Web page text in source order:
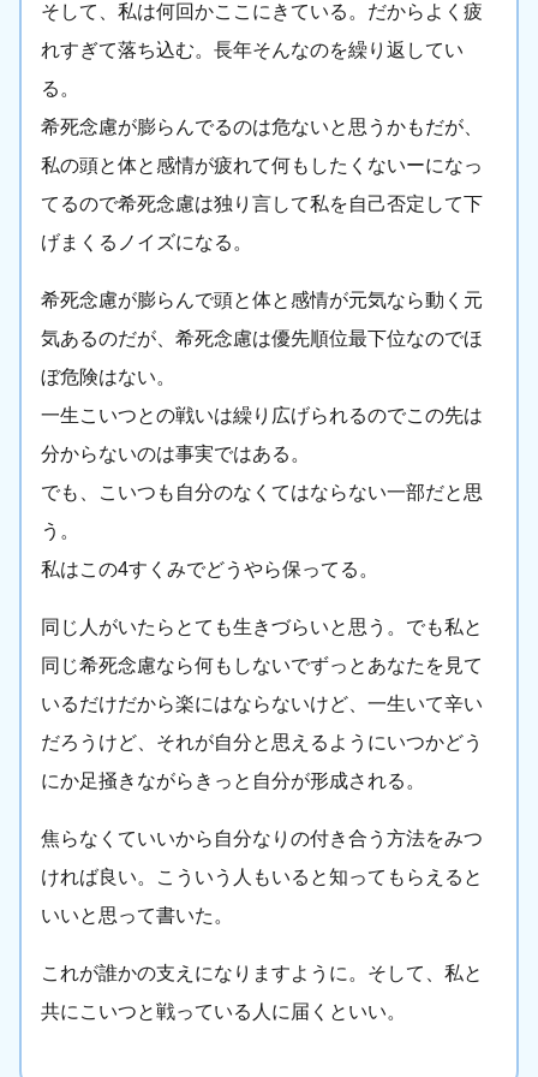
そして、私は何回かここにきている。だからよく疲
れすぎて落ち込む。長年そんなのを繰り返してい
る。
希死念慮が膨らんでるのは危ないと思うかもだが、
私の頭と体と感情が疲れて何もしたくないーになっ
てるので希死念慮は独り言して私を自己否定して下
げまくるノイズになる。
希死念慮が膨らんで頭と体と感情が元気なら動く元
気あるのだが、希死念慮は優先順位最下位なのでほ
ぼ危険はない。
一生こいつとの戦いは繰り広げられるのでこの先は
分からないのは事実ではある。
でも、こいつも自分のなくてはならない一部だと思
う。
私はこの4すくみでどうやら保ってる。
同じ人がいたらとても生きづらいと思う。でも私と
同じ希死念慮なら何もしないでずっとあなたを見て
いるだけだから楽にはならないけど、一生いて辛い
だろうけど、それが自分と思えるようにいつかどう
にか足掻きながらきっと自分が形成される。
焦らなくていいから自分なりの付き合う方法をみつ
ければ良い。こういう人もいると知ってもらえると
いいと思って書いた。
これが誰かの支えになりますように。そして、私と
共にこいつと戦っている人に届くといい。